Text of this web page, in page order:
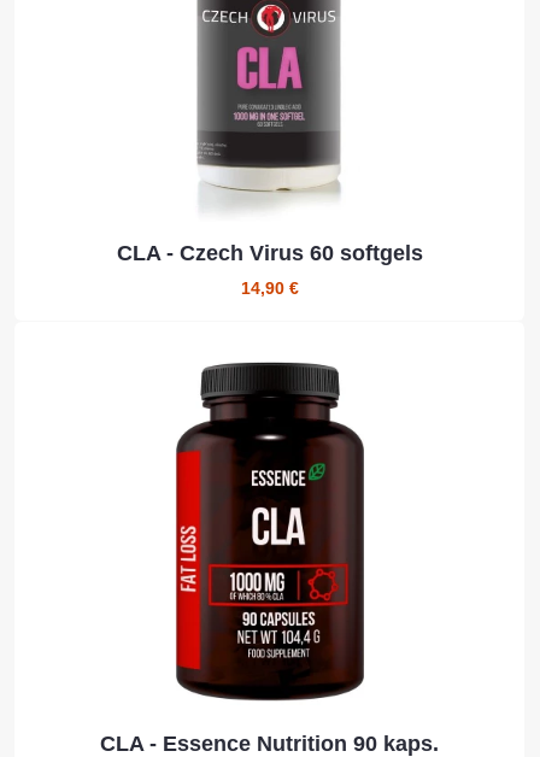
CLA - Czech Virus 60 softgels
14,90 €
CLA - Essence Nutrition 90 kaps.